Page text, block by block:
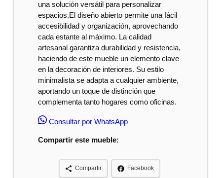
una solución versátil para personalizar
espacios.El diseño abierto permite una fácil
accesibilidad y organización, aprovechando
cada estante al máximo. La calidad
artesanal garantiza durabilidad y resistencia,
haciendo de este mueble un elemento clave
en la decoración de interiores. Su estilo
minimalista se adapta a cualquier ambiente,
aportando un toque de distinción que
complementa tanto hogares como oficinas.
Consultar por WhatsApp
Compartir este mueble:
Compartir Facebook